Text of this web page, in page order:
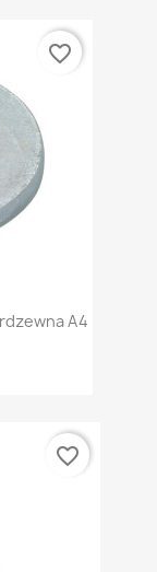
A4
favorite_border
favorite_border